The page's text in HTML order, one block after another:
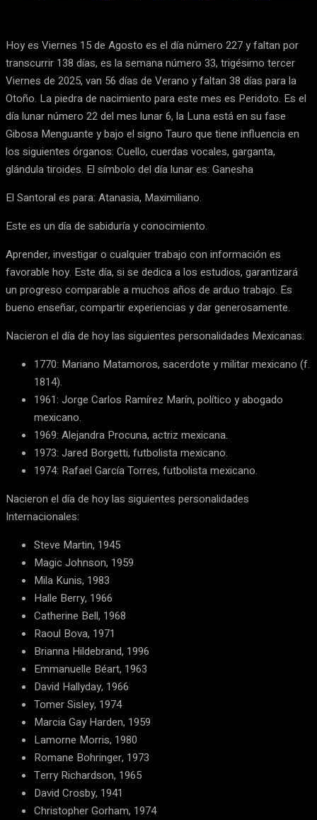
Hoy es Viernes 15 de Agosto es el día número 227 y faltan por
transcurrir 138 días, es la semana número 33, trigésimo tercer
Viernes de 2025, van 56 días de Verano y faltan 38 días para la
Otoño. La piedra de nacimiento para este mes es Peridoto. Es el
día lunar número 22 del mes lunar 6, la Luna está en su fase
Gibosa Menguante y bajo el signo Tauro que tiene influencia en
los siguientes órganos: Cuello, cuerdas vocales, garganta,
glándula tiroides. El símbolo del día lunar es: Ganesha
El Santoral es para: Atanasia, Maximiliano.
Este es un día de sabiduría y conocimiento.
Aprender, investigar o cualquier trabajo con información es
favorable hoy. Este día, si se dedica a los estudios, garantizará
un progreso comparable a muchos años de arduo trabajo. Es
bueno enseñar, compartir experiencias y dar generosamente.
Nacieron el día de hoy las siguientes personalidades Mexicanas:
1770: Mariano Matamoros, sacerdote y militar mexicano (f.
1814).
1961: Jorge Carlos Ramírez Marín, político y abogado
mexicano.
1969: Alejandra Procuna, actriz mexicana.
1973: Jared Borgetti, futbolista mexicano.
1974: Rafael García Torres, futbolista mexicano.
Nacieron el día de hoy las siguientes personalidades
Internacionales:
Steve Martin, 1945
Magic Johnson, 1959
Mila Kunis, 1983
Halle Berry, 1966
Catherine Bell, 1968
Raoul Bova, 1971
Brianna Hildebrand, 1996
Emmanuelle Béart, 1963
David Hallyday, 1966
Tomer Sisley, 1974
Marcia Gay Harden, 1959
Lamorne Morris, 1980
Romane Bohringer, 1973
Terry Richardson, 1965
David Crosby, 1941
Christopher Gorham, 1974